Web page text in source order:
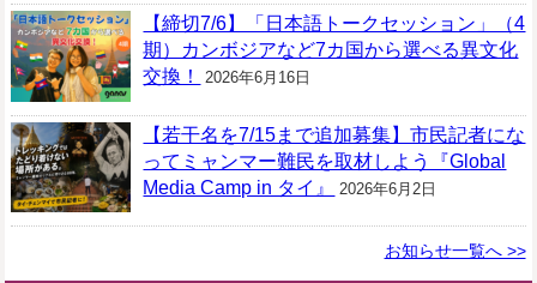
【締切7/6】「日本語トークセッション」（4
期）カンボジアなど7カ国から選べる異文化
交換！
2026年6月16日
【若干名を7/15まで追加募集】市民記者にな
ってミャンマー難民を取材しよう『Global
Media Camp in タイ』
2026年6月2日
お知らせ一覧へ >>